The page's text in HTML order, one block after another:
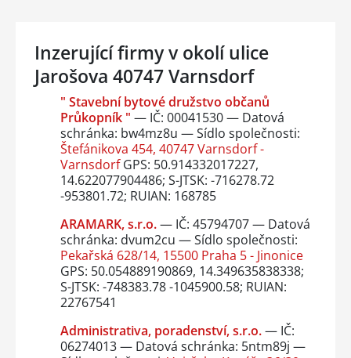
Inzerující firmy v okolí ulice
Jarošova 40747 Varnsdorf
" Stavební bytové družstvo občanů
Průkopník " — IČ: 00041530 — Datová
schránka: bw4mz8u — Sídlo společnosti:
Štefánikova 454, 40747 Varnsdorf -
VarnsdorfGPS: 50.914332017227,
14.622077904486; S-JTSK: -716278.72
-953801.72; RUIAN: 168785
ARAMARK, s.r.o.— IČ: 45794707 — Datová
schránka: dvum2cu — Sídlo společnosti:
Pekařská 628/14, 15500 Praha 5 - Jinonice
GPS: 50.054889190869, 14.349635838338;
S-JTSK: -748383.78 -1045900.58; RUIAN:
22767541
Administrativa, poradenství, s.r.o.— IČ:
06274013 — Datová schránka: 5ntm89j —